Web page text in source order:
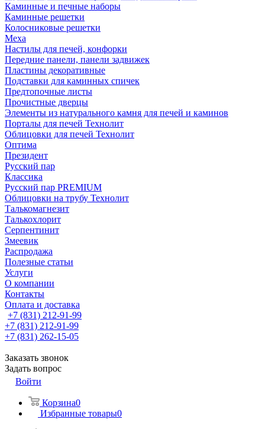
Каминные и печные наборы
Каминные решетки
Колосниковые решетки
Меха
Настилы для печей, конфорки
Передние панели, панели задвижек
Пластины декоративные
Подставки для каминных спичек
Предтопочные листы
Прочистные дверцы
Элементы из натурального камня для печей и каминов
Порталы для печей Технолит
Облицовки для печей Технолит
Оптима
Президент
Русский пар
Классика
Русский пар PREMIUM
Облицовки на трубу Технолит
Талькомагнезит
Талькохлорит
Серпентинит
Змеевик
Распродажа
Полезные статьи
Услуги
О компании
Контакты
Оплата и доставка
+7 (831) 212-91-99
+7 (831) 212-91-99
+7 (831) 262-15-05
Заказать звонок
Задать вопрос
Войти
Корзина0
Избранные товары0